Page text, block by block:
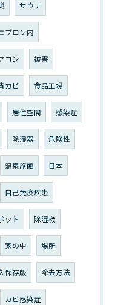
サウナ
プロン内
コン 被害
カビ 食品工場
居住空間 感染症
除湿器 危険性
温泉旅館 日本
自己免疫疾患
ット 除湿機
家の中 場所
保存版 除去方法
カビ感染症